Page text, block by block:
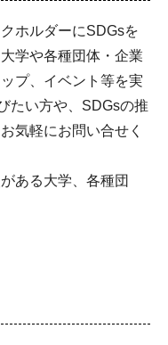
ホルダーにSDGsを
学や各種団体・企業
プ、イベント等を実
たい方や、SDGsの推
気軽にお問い合せく
ある大学、各種団